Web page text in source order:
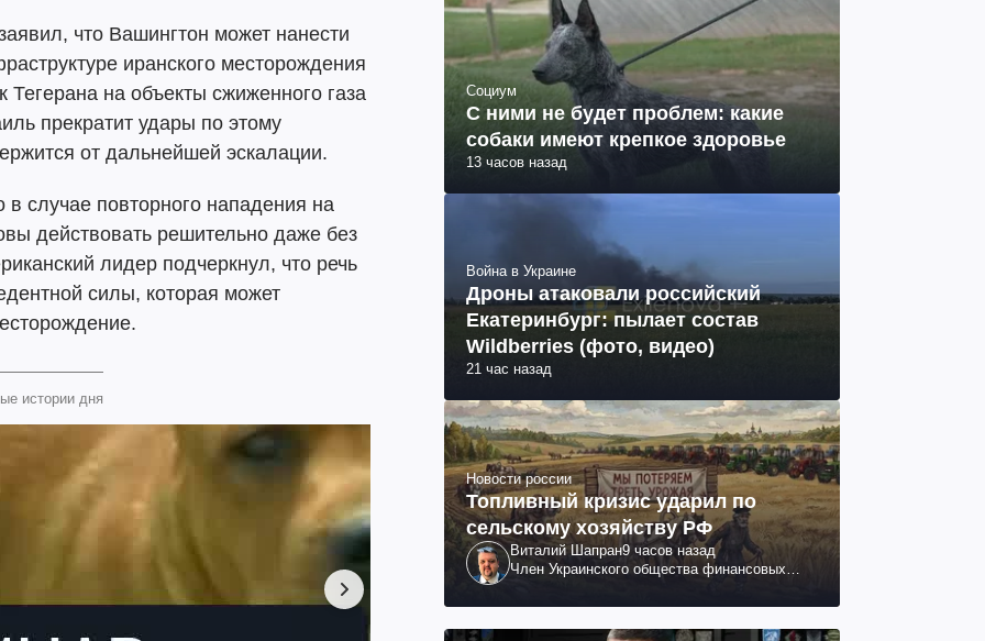
что Вашингтон может нанести
иранского месторождения
на объекты сжиженного газа
прекратит удары по этому
от дальнейшей эскалации.
в случае повторного нападения на
действовать решительно даже без
лидер подчеркнул, что речь
силы, которая может
истории дня
Социум
С ними не будет проблем: какие
собаки имеют крепкое здоровье
13 часов назад
Война в Украине
Дроны атаковали российский
Екатеринбург: пылает состав
Wildberries (фото, видео)
21 час назад
Новости россии
Топливный кризис ударил по
сельскому хозяйству РФ
Виталий Шапран9 часов назад
Член Украинского общества финансовых